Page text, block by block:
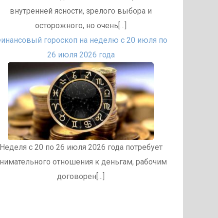
внутренней ясности, зрелого выбора и
осторожного, но очень[...]
гороскоп на неделю с 20 июля по
26 июля 2026 года
с 20 по 26 июля 2026 года потребует
отношения к деньгам, рабочим
договорен[...]